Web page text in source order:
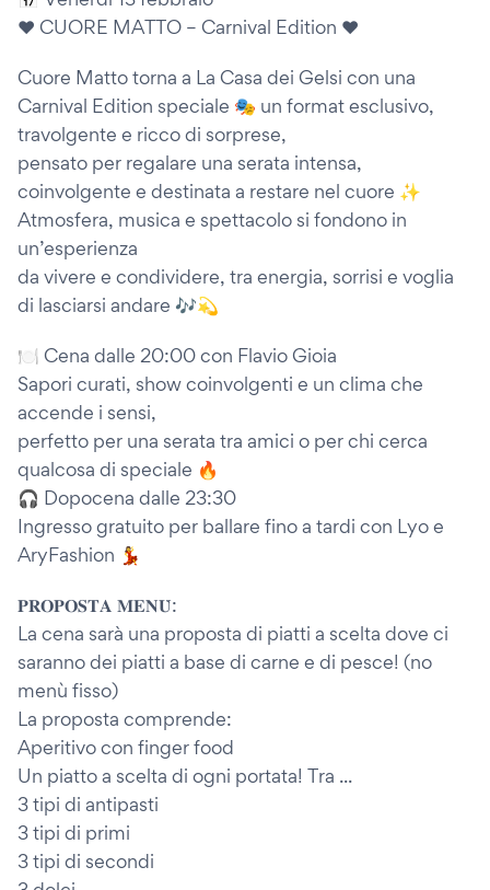
❤️ CUORE MATTO – Carnival Edition ❤️
Cuore Matto torna a La Casa dei Gelsi con una
Carnival Edition speciale 🎭 un format esclusivo,
travolgente e ricco di sorprese,
pensato per regalare una serata intensa,
coinvolgente e destinata a restare nel cuore ✨
Atmosfera, musica e spettacolo si fondono in
un’esperienza
da vivere e condividere, tra energia, sorrisi e voglia
di lasciarsi andare 🎶💫
🍽 Cena dalle 20:00 con Flavio Gioia
Sapori curati, show coinvolgenti e un clima che
accende i sensi,
perfetto per una serata tra amici o per chi cerca
qualcosa di speciale 🔥
🎧 Dopocena dalle 23:30
Ingresso gratuito per ballare fino a tardi con Lyo e
AryFashion 💃
𝐏𝐑𝐎𝐏𝐎𝐒𝐓𝐀 𝐌𝐄𝐍𝐔̀:
La cena sarà una proposta di piatti a scelta dove ci
saranno dei piatti a base di carne e di pesce! (no
menù fisso)
La proposta comprende:
Aperitivo con finger food
Un piatto a scelta di ogni portata! Tra ...
3 tipi di antipasti
3 tipi di primi
3 tipi di secondi